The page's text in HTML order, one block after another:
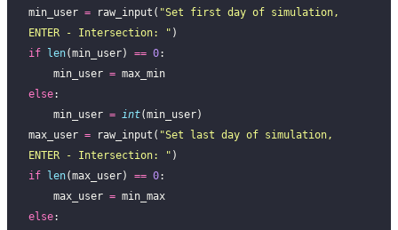
min_user = raw_input( "Set first day of simulation,
ENTER - Intersection:
" )
if len(min_user) == 0:
    min_user
= max_min
else:
    min_user
= int(min_user)
max_user = raw_input( "Set last day of simulation,
ENTER - Intersection:
" )
if len(max_user) == 0:
    max_user
= min_max
else: